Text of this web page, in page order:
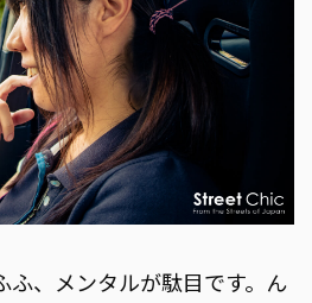
ふ、メンタルが駄目です。ん